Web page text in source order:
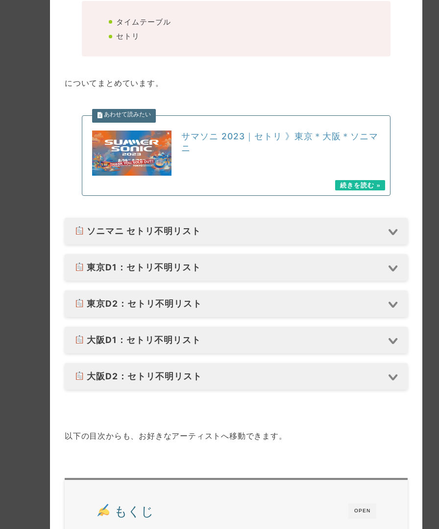
タイムテーブル
セトリ
についてまとめています。
サマソニ 2023｜セトリ 》東京＊大阪＊ソニマ
ニ
ソニマニ セトリ不明リスト
東京D1：セトリ不明リスト
東京D2：セトリ不明リスト
大阪D1：セトリ不明リスト
大阪D2：セトリ不明リスト
以下の目次からも、お好きなアーティストへ移動できます。
OPEN
もくじ